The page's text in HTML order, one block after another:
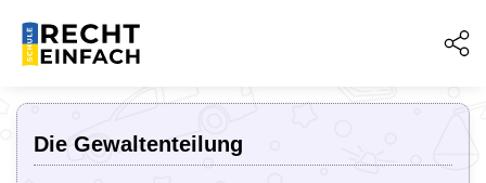
Die Gewaltenteilung